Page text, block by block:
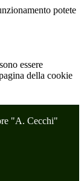
potete
essere
della cookie
"A. Cecchi"